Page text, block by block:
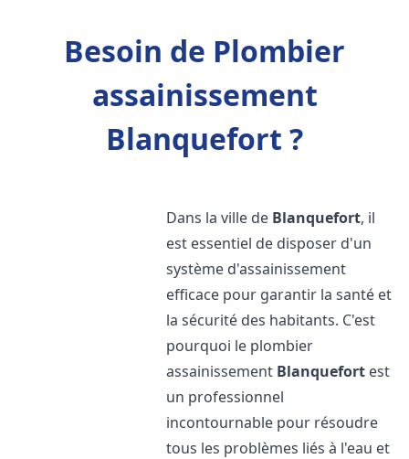
Besoin de Plombier
assainissement
Blanquefort ?
Dans la ville de Blanquefort, il
est essentiel de disposer d'un
système d'assainissement
efficace pour garantir la santé et
la sécurité des habitants. C'est
pourquoi le plombier
assainissement Blanquefort est
un professionnel
incontournable pour résoudre
tous les problèmes liés à l'eau et